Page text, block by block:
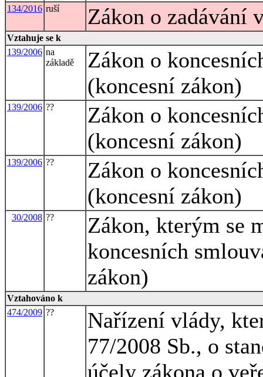
134/2016 ruší Zákon o zadávání
Vztahuje se k
139/2006 na
základě
Zákon o
(koncesní zákon)
139/2006 ??
Zákon o
(koncesní zákon)
139/2006 ??
Zákon o
(koncesní zákon)
30/2008 ??
Zákon, kterým se
koncesních
zákon)
Vztahováno k
474/2009 ??
Nařízení vlády,
77/2008 Sb., o
účely zákona o